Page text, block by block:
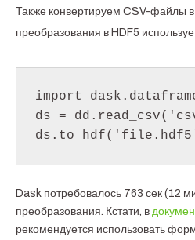
Также конвертируем CSV-файлы
преобразования в HDF5
import
ds =
Dask потребовалось 763 сек (12
преобразования. Кстати, в
рекомендуется использовать